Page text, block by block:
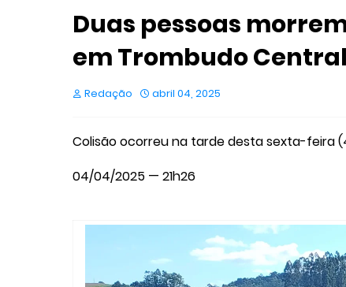
Duas pessoas
em Trombudo Central
Redação abril 04, 2025
Colisão ocorreu na tarde desta sexta-feira
04/04/2025 — 21h26